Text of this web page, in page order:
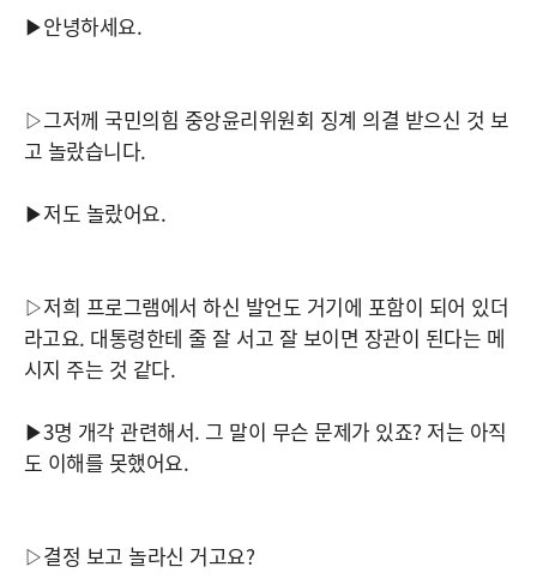
▶안녕하세요.
▷그저께 국민의힘 중앙윤리위원회 징계 의결 받으신 것 보
고 놀랐습니다.
▶저도 놀랐어요.
▷저희 프로그램에서 하신 발언도 거기에 포함이 되어 있더
라고요. 대통령한테 줄 잘 서고 잘 보이면 장관이 된다는 메
시지 주는 것 같다.
▶3명 개각 관련해서. 그 말이 무슨 문제가 있죠? 저는 아직
도 이해를 못했어요.
▷결정 보고 놀라신 거고요?